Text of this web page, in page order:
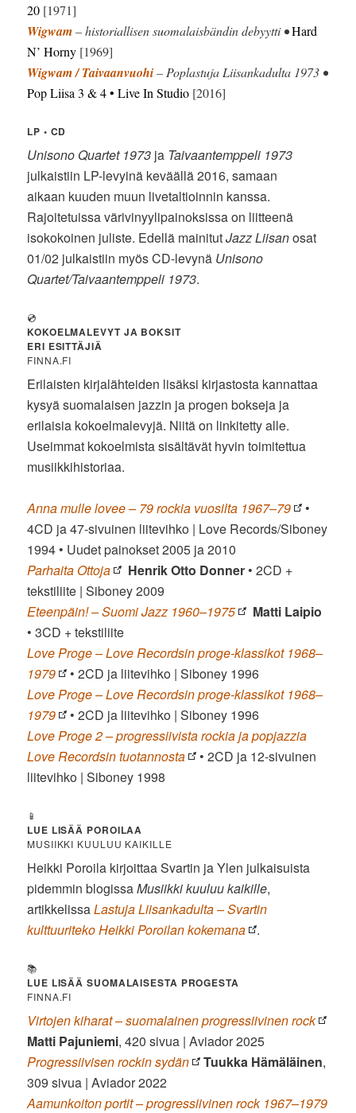
20 [1971]
Wigwam– historiallisen suomalaisbändin debyytti •Hard
N’ Horny [1969]
Wigwam / Taivaanvuohi– Poplastuja Liisankadulta 1973 •
Pop Liisa 3 & 4 • Live In Studio [2016]
LP • CD
Unisono Quartet 1973 ja Taivaantemppeli 1973
julkaistiin LP-levyinä keväällä 2016, samaan
aikaan kuuden muun livetaltioinnin kanssa.
Rajoitetuissa värivinyylipainoksissa on liitteenä
isokokoinen juliste. Edellä mainitutJazz Liisanosat
01/02 julkaistiin myös CD-levynä Unisono
Quartet/Taivaantemppeli 1973.
💿
KOKOELMALEVYT JA BOKSIT
ERI ESITTÄJIÄ
FINNA.FI
Erilaisten kirjalähteiden lisäksi kirjastosta kannattaa
kysyä suomalaisen jazzin ja progen bokseja ja
erilaisia kokoelmalevyjä. Niitä on linkitetty alle.
Useimmat kokoelmista sisältävät hyvin toimitettua
musiikkihistoriaa.
Anna mulle lovee – 79 rockia vuosilta 1967–79
•
4CD ja 47-sivuinen liitevihko | Love Records/Siboney
1994 • Uudet painokset 2005 ja 2010
Parhaita Ottoja
Henrik Otto Donner • 2CD +
tekstiliite | Siboney 2009
Eteenpäin! – Suomi Jazz 1960–1975
Matti Laipio
• 3CD + tekstiliite
Love Proge – Love Recordsin proge-klassikot 1968–
1979
• 2CD ja liitevihko | Siboney 1996
Love Proge – Love Recordsin proge-klassikot 1968–
1979
• 2CD ja liitevihko | Siboney 1996
Love Proge 2 – progressiivista rockia ja popjazzia
Love Recordsin tuotannosta
• 2CD ja 12-sivuinen
liitevihko | Siboney 1998
📱
LUE LISÄÄ POROILAA
MUSIIKKI KUULUU KAIKILLE
Heikki Poroila kirjoittaa Svartin ja Ylen julkaisuista
pidemmin blogissaMusiikki kuuluu kaikille,
artikkelissaLastuja Liisankadulta – Svartin
kulttuuriteko Heikki Poroilan kokemana
.
📚
LUE LISÄÄ SUOMALAISESTA PROGESTA
FINNA.FI
Virtojen kiharat – suomalainen progressiivinen rock
Matti Pajuniemi, 420 sivua | Aviador 2025
Progressiivisen rockin sydän
Tuukka Hämäläinen,
309 sivua | Aviador 2022
Aamunkoiton portit – progressiivinen rock 1967–1979